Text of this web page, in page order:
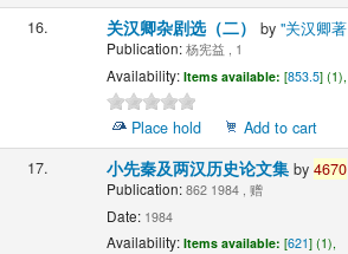
16.
关汉卿杂剧选（二） by "关汉卿著
Publication:杨宪益 , 1
Availability: Items available: [853.5] (1),
Place hold
Add to cart
17.
小先秦及两汉历史论文集 by 4670
Publication:862 1984 , 赠
Date:1984
Availability: Items available: [621] (1),